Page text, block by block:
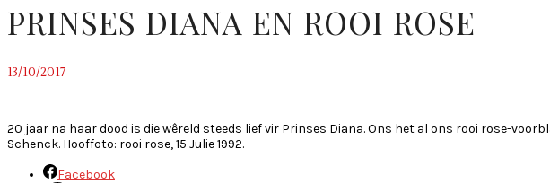
PRINSES DIANA EN ROOI ROSE
13/10/2017
20 jaar na haar dood is die wêreld steeds lief vir Prinses Diana. Ons het al ons rooi rose-
Schenck. Hooffoto: rooi rose, 15 Julie 1992.
Facebook